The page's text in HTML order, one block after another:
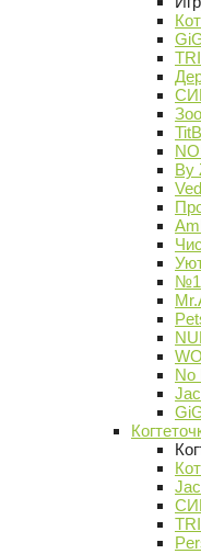
By
№1
No